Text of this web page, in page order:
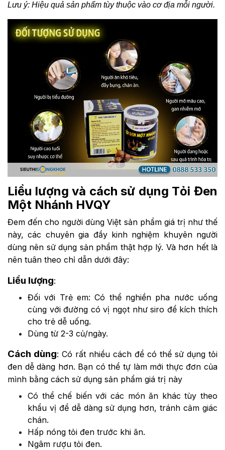
Lưu ý: Hiệu quả sản phẩm tùy thuộc vào cơ địa mỗi người.
Liều lượng và cách sử dụng Tỏi Đen
Một Nhánh HVQY
Đem đến cho người dùng Việt sản phẩm giá trị như thế
này, các chuyên gia đầy kinh nghiệm khuyên người
dùng nên sử dụng sản phẩm thật hợp lý. Và hơn hết là
nên tuân theo chỉ dẫn dưới đây:
Liều lượng:
Đối với Trẻ em: Có thể nghiền pha nước uống
cùng với đường có vị ngọt như siro để kích thích
cho trẻ dễ uống.
Dùng từ 2-3 củ/ngày.
Cách dùng: Có rất nhiều cách để có thể sử dụng tỏi
đen dễ dàng hơn. Bạn có thể tự làm mới thực đơn của
mình bằng cách sử dụng sản phẩm giá trị này
Có thể chế biến với các món ăn khác tùy theo
khẩu vị để dễ dàng sử dụng hơn, tránh cảm giác
chán.
Hấp nóng tỏi đen trước khi ăn.
Ngâm rượu tỏi đen.